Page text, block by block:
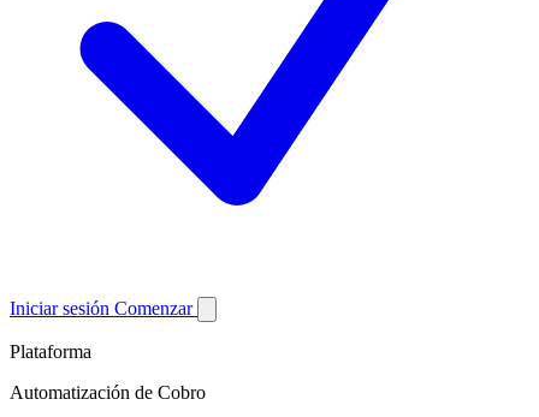
Iniciar sesión Comenzar
Plataforma
Automatización de Cobro